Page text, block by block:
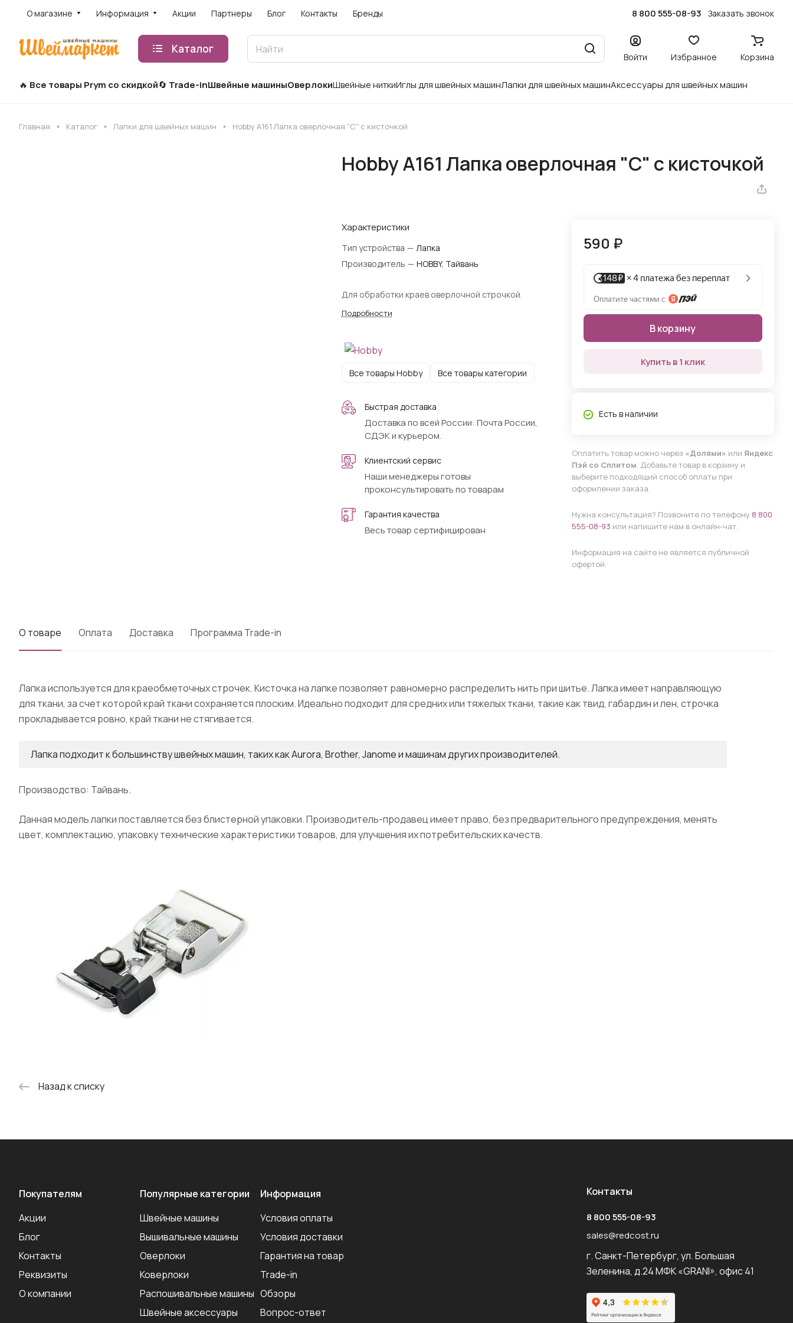
О магазине Информация Акции Партнеры Блог Контакты Бренды 8 800 555-08-93 Заказать звонок
Каталог
Войти Избранное Корзина
Все товары Prym со скидкой Trade-inШвейные машиныОверлокиШвейные ниткиИглы для швейных машинЛапки для швейных машинАксессуары для швейных машин
Главная Каталог Лапки для швейных машин Hobby A161 Лапка оверлочная "С" с кисточкой
Hobby A161 Лапка оверлочная "С" с кисточкой
Характеристики
Тип устройства — Лапка
Производитель — HOBBY, Тайвань
Для обработки краев оверлочной строчкой.
Подробности
Все товары Hobby Все товары категории
Быстрая доставка
Доставка по всей России: Почта России,
СДЭК и курьером.
Клиентский сервис
Наши менеджеры готовы
проконсультировать по товарам
Гарантия качества
Весь товар сертифицирован
590 ₽
В корзину
Купить в 1 клик
Есть в наличии
Оплатить товар можно через «Долями» или Яндекс
Пэй со Сплитом. Добавьте товар в корзину и
выберите подходящий способ оплаты при
оформлении заказа.
Нужна консультация? Позвоните по телефону 8 800
555-08-93 или напишите нам в онлайн-чат.
Информация на сайте не является публичной
офертой.
О товаре Оплата Доставка Программа Trade-in
Лапка используется для краеобметочных строчек. Кисточка на лапке позволяет равномерно распределить нить при шитье. Лапка имеет направляющую
для ткани, за счет которой край ткани сохраняется плоским. Идеально подходит для средних или тяжелых ткани, такие как твид, габардин и лен, строчка
прокладывается ровно, край ткани не стягивается.
Лапка подходит к большинству швейных машин, таких как Aurora, Brother, Janome и машинам других производителей.
Производство: Тайвань.
Данная модель лапки поставляется без блистерной упаковки. Производитель-продавец имеет право, без предварительного предупреждения, менять
цвет, комплектацию, упаковку технические характеристики товаров, для улучшения их потребительских качеств.
Назад к списку
Покупателям
Акции
Блог
Контакты
Реквизиты
О компании
Популярные категории
Швейные машины
Вышивальные машины
Оверлоки
Коверлоки
Распошивальные машины
Швейные аксеcсуары
Информация
Условия оплаты
Условия доставки
Гарантия на товар
Trade-in
Обзоры
Вопрос-ответ
Контакты
8 800 555-08-93
sales@redcost.ru
г. Санкт-Петербург, ул. Большая
Зеленина, д.24 МФК «GRANI», офис 41